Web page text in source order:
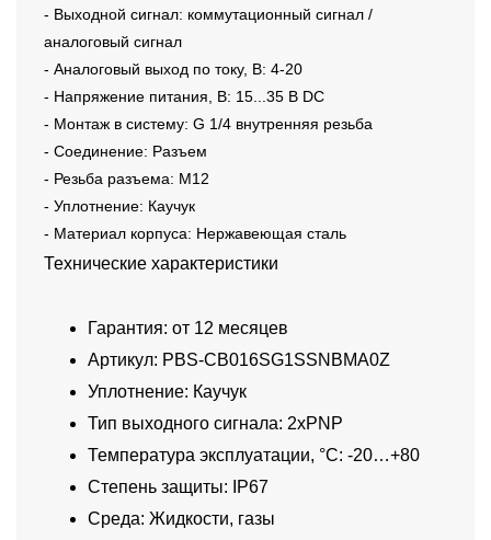
- Выходной сигнал: коммутационный сигнал /
аналоговый сигнал
- Аналоговый выход по току, В: 4-20
- Напряжение питания, В: 15...35 В DC
- Монтаж в систему: G 1/4 внутренняя резьба
- Соединение: Разъем
- Резьба разъема: M12
- Уплотнение: Каучук
- Материал корпуса: Нержавеющая сталь
Технические характеристики
Гарантия: от 12 месяцев
Артикул: PBS-CB016SG1SSNBMA0Z
Уплотнение: Каучук
Тип выходного сигнала: 2xPNP
Температура эксплуатации, °C: -20…+80
Степень защиты: IP67
Среда: Жидкости, газы